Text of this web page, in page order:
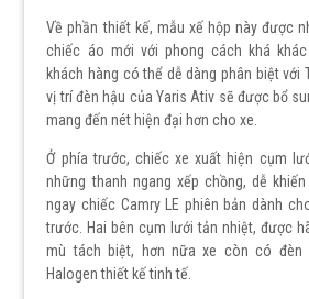
Về phần thiết kế, mẫu xế hộp này được
chiếc áo mới với phong cách khá
khách hàng có thể dễ dàng phân biệt với
vị trí đèn hậu của Yaris Ativ sẽ được bổ
mang đến nét hiện đại hơn cho xe.
Ở phía trước, chiếc xe xuất hiện cụm
những thanh ngang xếp chồng, dễ
ngay chiếc Camry LE phiên bản dành
trước. Hai bên cụm lưới tản nhiệt, được
mù tách biệt, hơn nữa xe còn có đèn
Halogen thiết kế tinh tế.